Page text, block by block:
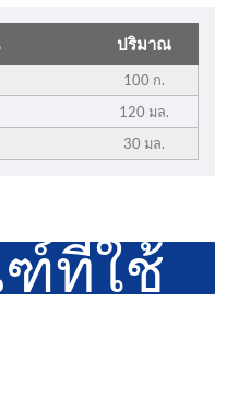
ปริมาณ
100 ก.
120 มล.
30 มล.
ที่ใช้